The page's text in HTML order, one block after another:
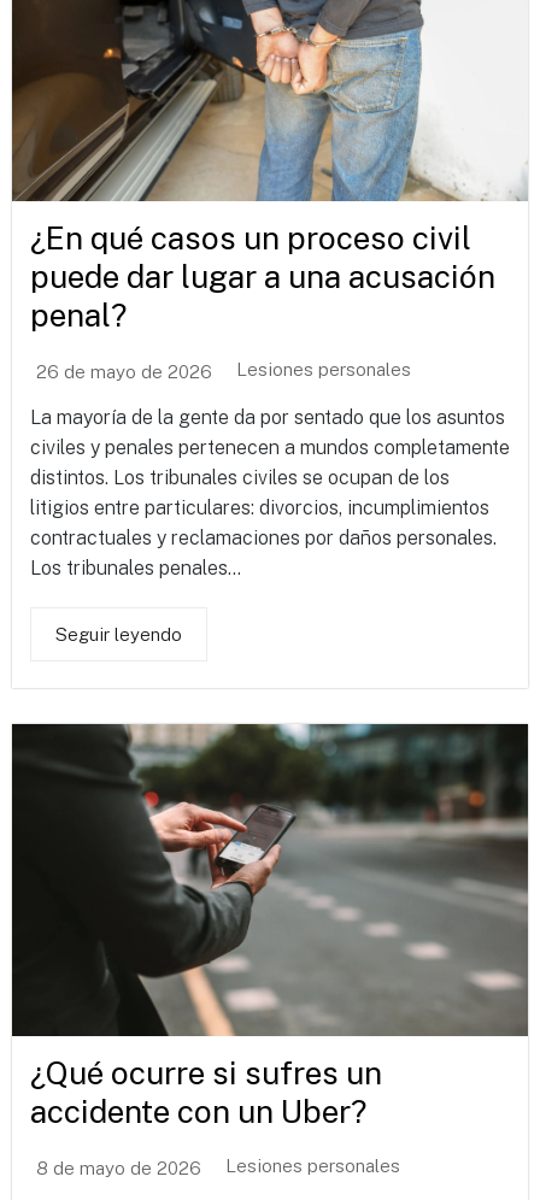
¿En qué casos un proceso civil
puede dar lugar a una acusación
penal?
26 de mayo de 2026 Lesiones personales
La mayoría de la gente da por sentado que los asuntos
civiles y penales pertenecen a mundos completamente
distintos. Los tribunales civiles se ocupan de los
litigios entre particulares: divorcios, incumplimientos
contractuales y reclamaciones por daños personales.
Los tribunales penales...
Seguir leyendo
¿Qué ocurre si sufres un
accidente con un Uber?
8 de mayo de 2026 Lesiones personales